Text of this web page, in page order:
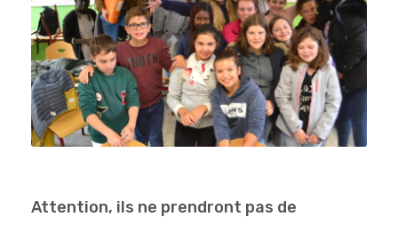
Attention, ils ne prendront pas de